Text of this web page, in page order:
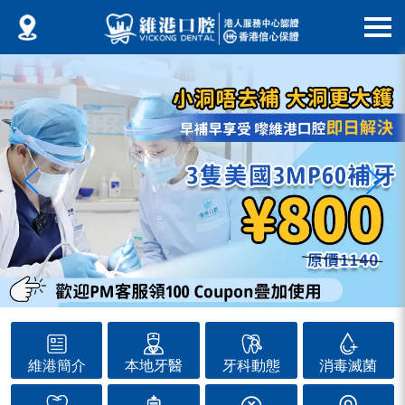
維港簡介 本地牙醫 牙科動態 消毒滅菌